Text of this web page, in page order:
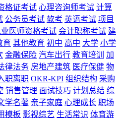
格证考试 心理咨询师考试 计算
公务员考试 软考 英语考试 项目
医师资格考试 会计职称考试 建
育 其他教育 初中 高中 大学 小学
金融保险 汽车出行 教育培训
加
律法务 房地产建筑 医疗保健 物
职离职 OKR-KPI 组织结构 采购
销售管理 面试技巧 计划总结 综
学名著 亲子家庭 心理成长 职场
模板 影视综艺 生活常识 体育游